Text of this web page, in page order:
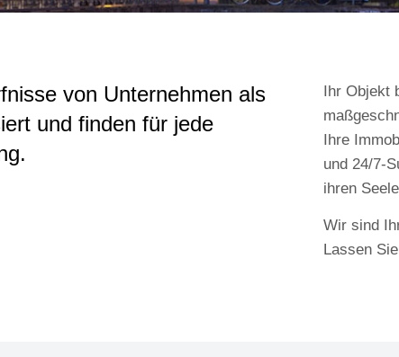
GmbH
von Unternehmen als
und finden für jede
Ihr Objekt
Ihre
und 24/7-
ihren
Wir sind
Lassen